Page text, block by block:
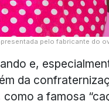
pelo fabricante do
e,
da
a famosa